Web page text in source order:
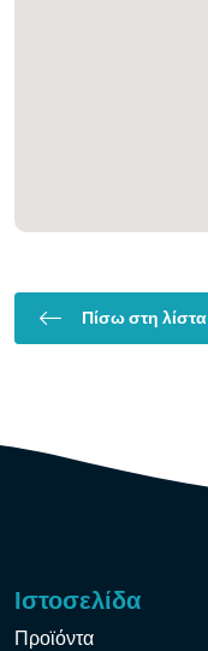
Πίσω στη λίστα
Ιστοσελίδα
Προϊόντα